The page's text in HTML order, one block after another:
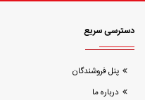
دسترسی سریع
پنل فروشندگان
درباره ما